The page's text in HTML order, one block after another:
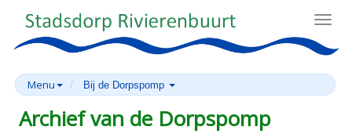
Menu Bij de Dorpspomp
Archief van de Dorpspomp